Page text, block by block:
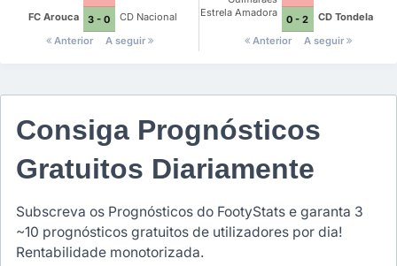
FC Arouca
3 - 0
CD Nacional
Anterior
A seguir
Estrela Amadora
0 - 2
CD Tondela
Anterior
A seguir
Consiga Prognósticos
Gratuitos Diariamente
Subscreva os Prognósticos do FootyStats e garanta 3
~10 prognósticos gratuitos de utilizadores por dia!
Rentabilidade monotorizada.